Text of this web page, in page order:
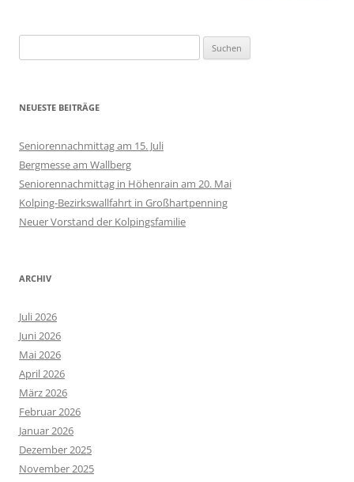
nach:
NEUESTE BEITRÄGE
Seniorennachmittag am 15. Juli
Bergmesse am Wallberg
Seniorennachmittag in Höhenrain am 20. Mai
Kolping-Bezirkswallfahrt in Großhartpenning
Neuer Vorstand der Kolpingsfamilie
ARCHIV
Juli 2026
Juni 2026
Mai 2026
April 2026
März 2026
Februar 2026
Januar 2026
Dezember 2025
November 2025